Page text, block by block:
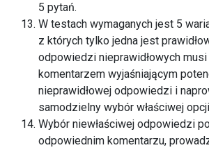
5 pytań.
W testach wymaganych jest 5
z których tylko jedna jest
odpowiedzi nieprawidłowych
komentarzem wyjaśniającym
nieprawidłowej odpowiedzi i
samodzielny wybór właściwej
Wybór niewłaściwej odpowiedzi
odpowiednim komentarzu,